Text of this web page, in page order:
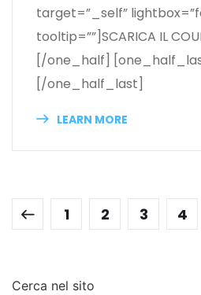
target=”_self”
tooltip=””]SCARICA IL
[/one_half]
[/one_half_last]
LEARN MORE
1 2 3 4
Cerca nel sito